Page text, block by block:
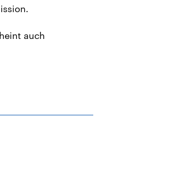
auch